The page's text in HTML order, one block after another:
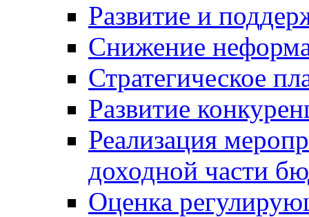
Развитие и
Снижение
Стратегическое
Развитие
Реализация
доходной части
Оценка